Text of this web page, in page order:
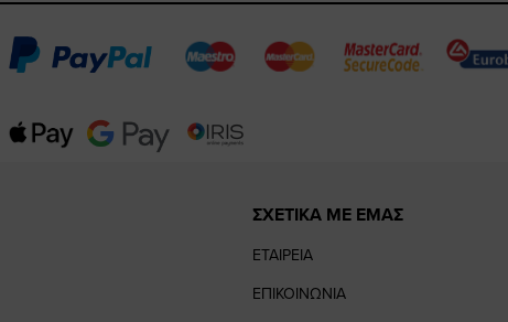
ΣΧΕΤΙΚΑ ΜΕ ΕΜΑΣ
ΕΤΑΙΡΕΙΑ
ΕΠΙΚΟΙΝΩΝΙΑ